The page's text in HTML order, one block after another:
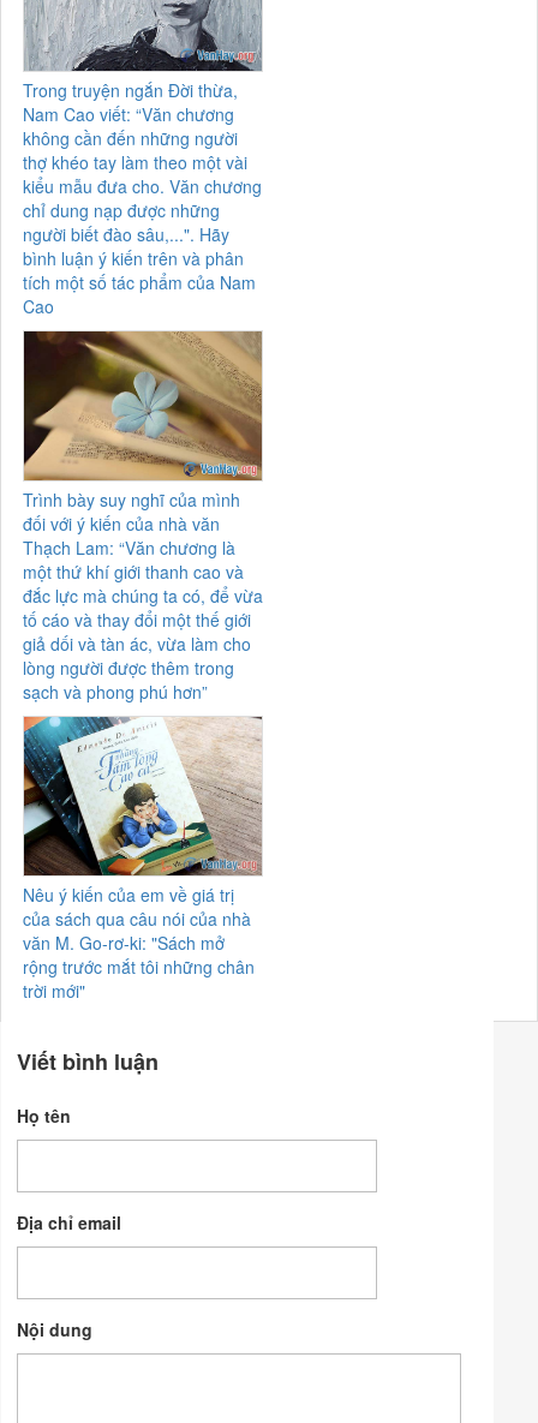
Trong truyện ngắn Đời thừa,
Nam Cao viết: “Văn chương
không cần đến những người
thợ khéo tay làm theo một vài
kiểu mẫu đưa cho. Văn chương
chỉ dung nạp được những
người biết đào sâu,...". Hãy
bình luận ý kiến trên và phân
tích một số tác phẩm của Nam
Cao
Trình bày suy nghĩ của mình
đối với ý kiến của nhà văn
Thạch Lam: “Văn chương là
một thứ khí giới thanh cao và
đắc lực mà chúng ta có, để vừa
tố cáo và thay đổi một thế giới
giả dối và tàn ác, vừa làm cho
lòng người được thêm trong
sạch và phong phú hơn”
Nêu ý kiến của em về giá trị
của sách qua câu nói của nhà
văn M. Go-rơ-ki: "Sách mở
rộng trước mắt tôi những chân
trời mới"
Viết bình luận
Họ tên
Địa chỉ email
Nội dung